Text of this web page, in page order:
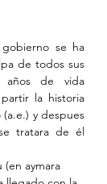
se ha
de todos sus
años de vida
la historia
(a.e.) y despues
tratara de él
(en aymara